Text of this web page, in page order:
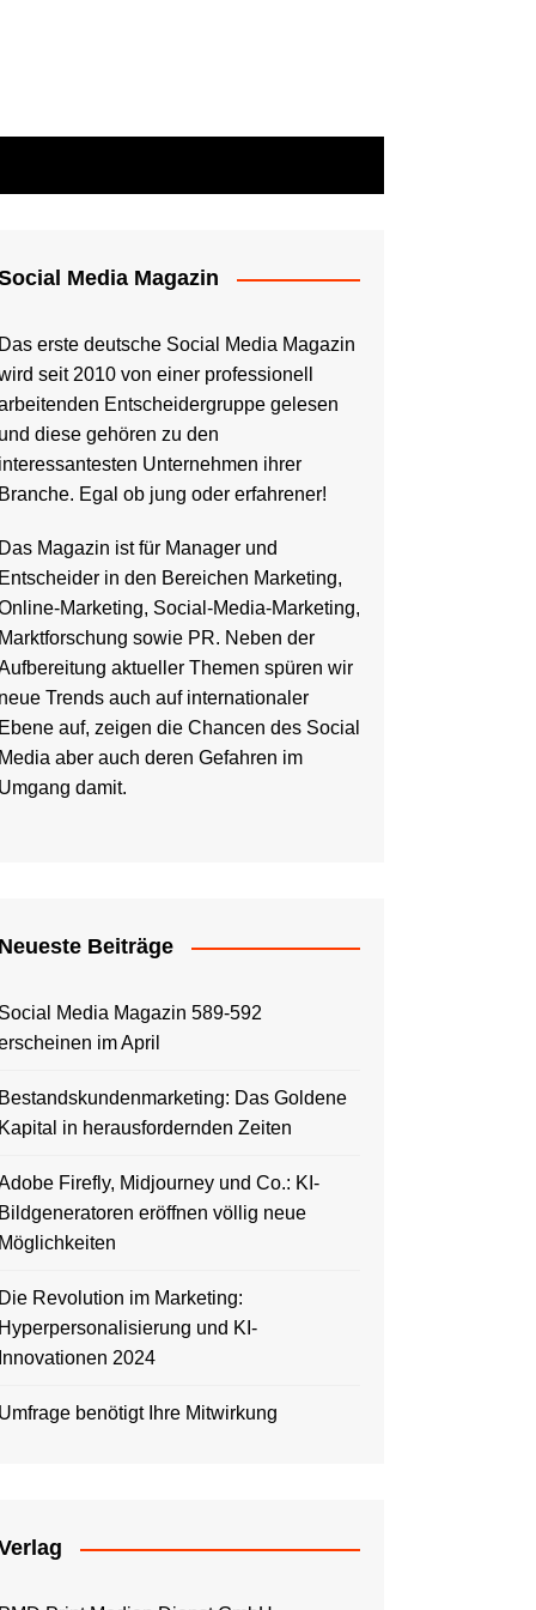
Media Magazin
Das erste deutsche Social Media Magazin
seit 2010 von einer professionell
Entscheidergruppe gelesen
und diese gehören zu den
interessantesten Unternehmen ihrer
Branche. Egal ob jung oder erfahrener!
Das Magazin ist für Manager und
Entscheider in den Bereichen Marketing,
Marketing, Social-Media-Marketing,
Marktforschung sowie PR. Neben der
aktueller Themen spüren wir
neue Trends auch auf internationaler
Ebene auf, zeigen die Chancen des Social
Media aber auch deren Gefahren im
Umgang damit.
Neueste Beiträge
Social Media Magazin 589-592
im April
Bestandskundenmarketing: Das Goldene
Kapital in herausfordernden Zeiten
Firefly, Midjourney und Co.: KI-
Bildgeneratoren eröffnen völlig neue
Möglichkeiten
Die Revolution im Marketing:
Hyperpersonalisierung und KI-
Innovationen 2024
Umfrage benötigt Ihre Mitwirkung